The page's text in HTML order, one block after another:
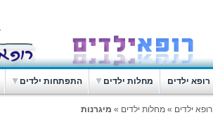
רופא ילדים מחלות ילדים התפתחות ילדים
רופא ילדים » מחלות ילדים » מיגרנות